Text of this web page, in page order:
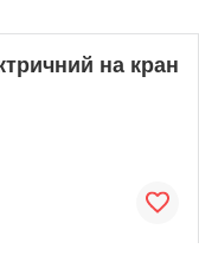
на кран